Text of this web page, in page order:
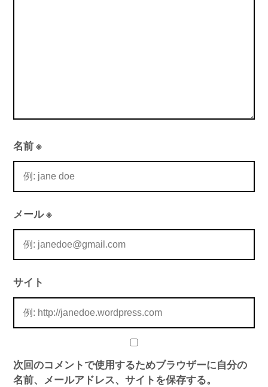
名前※
メール※
サイト
次回のコメントで使用するためブラウザーに自分の
名前、メールアドレス、サイトを保存する。